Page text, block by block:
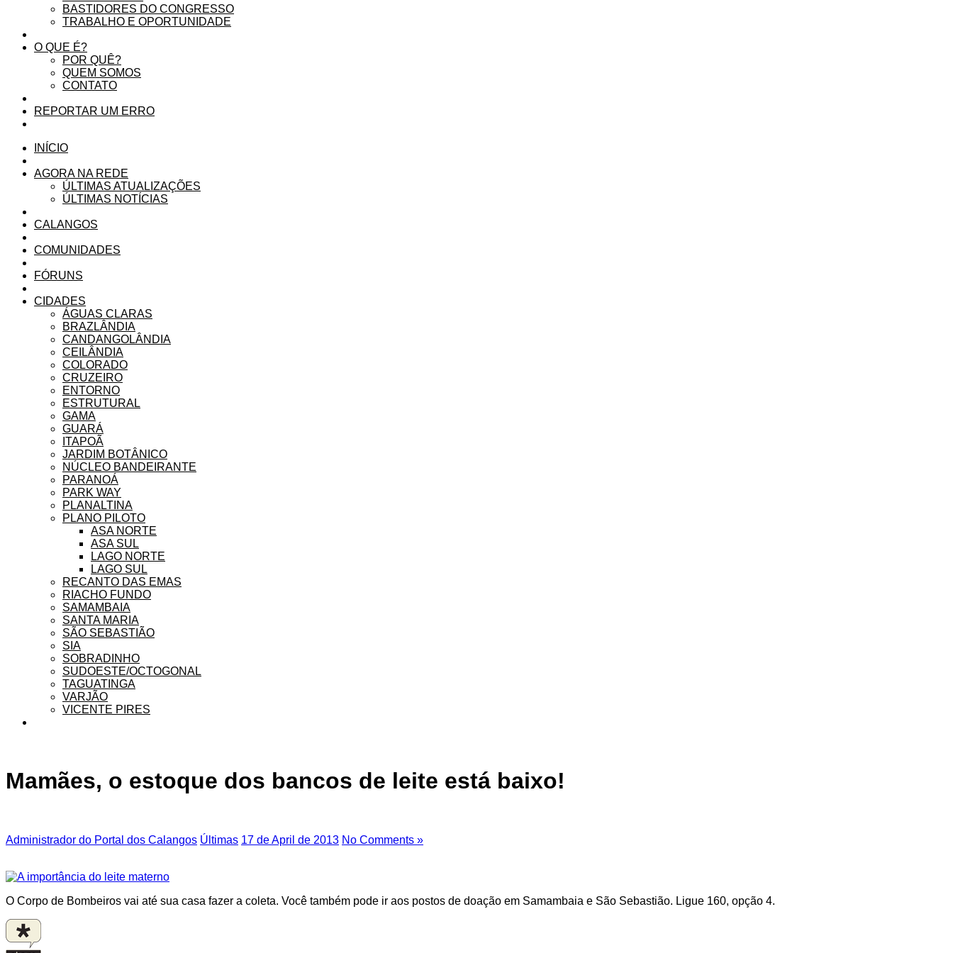
BASTIDORES DO CONGRESSO
TRABALHO E OPORTUNIDADE
O QUE É?
POR QUÊ?
QUEM SOMOS
CONTATO
REPORTAR UM ERRO
INÍCIO
AGORA NA REDE
ÚLTIMAS ATUALIZAÇÕES
ÚLTIMAS NOTÍCIAS
CALANGOS
COMUNIDADES
FÓRUNS
CIDADES
ÁGUAS CLARAS
BRAZLÂNDIA
CANDANGOLÂNDIA
CEILÂNDIA
COLORADO
CRUZEIRO
ENTORNO
ESTRUTURAL
GAMA
GUARÁ
ITAPOÃ
JARDIM BOTÂNICO
NÚCLEO BANDEIRANTE
PARANOÁ
PARK WAY
PLANALTINA
PLANO PILOTO
ASA NORTE
ASA SUL
LAGO NORTE
LAGO SUL
RECANTO DAS EMAS
RIACHO FUNDO
SAMAMBAIA
SANTA MARIA
SÃO SEBASTIÃO
SIA
SOBRADINHO
SUDOESTE/OCTOGONAL
TAGUATINGA
VARJÃO
VICENTE PIRES
Mamães, o estoque dos bancos de leite está baixo!
Administrador do Portal dos Calangos Últimas 17 de April de 2013 No Comments »
O Corpo de Bombeiros vai até sua casa fazer a coleta. Você também pode ir aos postos de doação em Samambaia e São Sebastião. Ligue 160, opção 4.